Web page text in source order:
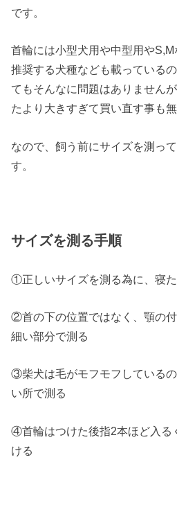
です。
首輪には小型犬用や中型用やS,M
推奨する犬種なども載っている
てもそんなに問題はありません
たより大きすぎて買い直す事も
なので、飼う前にサイズを測っ
す。
サイズを測る手順
①正しいサイズを測る為に、寝た
②首の下の位置ではなく、顎の
細い部分で測る
③柴犬は毛がモフモフしている
い所で測る
④首輪はつけた後指2本ほど入る
ける